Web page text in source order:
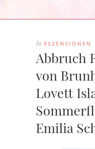
In REZENSIONEN
Abbruch
von
Lovett
Emilia